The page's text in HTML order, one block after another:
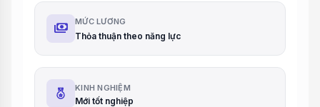
payments MỨC LƯƠNG
Thỏa thuận theo năng lực
KINH NGHIỆM
Mới tốt nghiệp